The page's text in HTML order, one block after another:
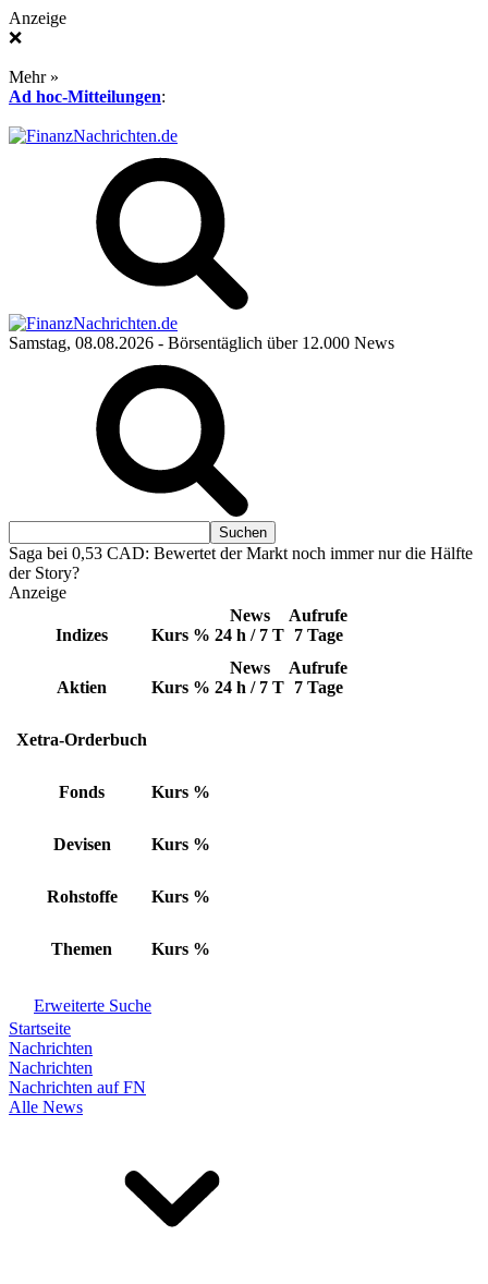
Anzeige
❌
Mehr »
Ad hoc-Mitteilungen:
Samstag, 08.08.2026 - Börsentäglich über 12.000 News
Saga bei 0,53 CAD: Bewertet der Markt noch immer nur die Hälfte
der Story?
Anzeige
Indizes Kurs %
News
24 h / 7 T
Aufrufe
7 Tage
Aktien Kurs %
News
24 h / 7 T
Aufrufe
7 Tage
Xetra-Orderbuch
Fonds Kurs %
Devisen Kurs %
Rohstoffe Kurs %
Themen Kurs %
Erweiterte Suche
Startseite
Nachrichten
Nachrichten
Nachrichten auf FN
Alle News